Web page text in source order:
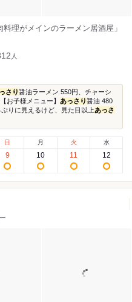
理がメインのラーメン居酒屋」
人
さり醤油ラーメン 550円、チャーシ
お子様メニュー】 あっさり醤油 480
りに見えるけど、見た目以上あっさ
日
9
月
10
火
11
水
12